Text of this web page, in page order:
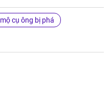
mộ cụ ông bị phá